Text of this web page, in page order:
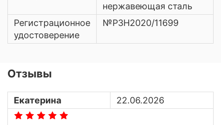
нержавеющая сталь
Регистрационное
удостоверение
№РЗН2020/11699
Отзывы
Екатерина 22.06.2026